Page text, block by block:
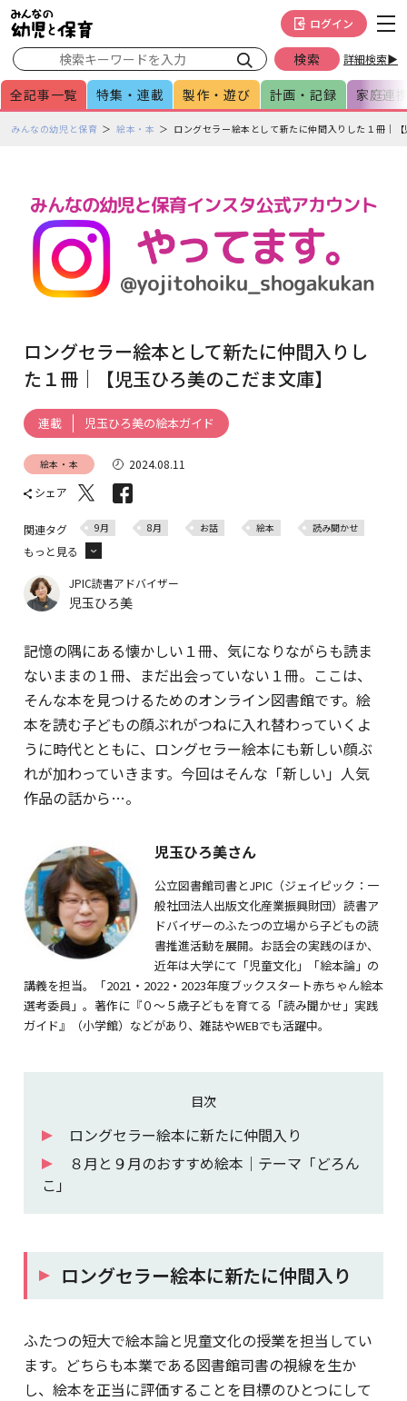
詳細検索▶
ログイン
全記事一覧 特集・連載 製作・遊び 計画・記録 家庭連
ペみんなの幼児と保育 絵本・本 ロングセラー絵本として新たに仲間入りした１冊｜
ロングセラー絵本として新たに仲間入りし
た１冊｜【児玉ひろ美のこだま文庫】
連載 児玉ひろ美の絵本ガイド
絵本・本
2024.08.11
シェア
関連タグ 9月 8月 お話 絵本 読み聞かせ
もっと見る
0歳児 6歳児 1歳児
4歳児 5歳児
JPIC読書アドバイザー
児玉ひろ美
記憶の隅にある懐かしい１冊、気になりながらも読ま
ないままの１冊、まだ出会っていない１冊。ここは、
そんな本を見つけるためのオンライン図書館です。絵
本を読む子どもの顔ぶれがつねに入れ替わっていくよ
うに時代とともに、ロングセラー絵本にも新しい顔ぶ
れが加わっていきます。今回はそんな「新しい」人気
作品の話から…。
児玉ひろ美さん
公立図書館司書とJPIC（ジェイピック：一
般社団法人出版文化産業振興財団）読書ア
ドバイザーのふたつの立場から子どもの読
書推進活動を展開。お話会の実践のほか、
近年は大学にて「児童文化」「絵本論」の
講義を担当。「2021・2022・2023年度ブックスタート赤ちゃん絵本
選考委員」。著作に『０～５歳子どもを育てる「読み聞かせ」実践
ガイド』（小学館）などがあり、雑誌やWEBでも活躍中。
目次
ロングセラー絵本に新たに仲間入り
８月と９月のおすすめ絵本｜テーマ「どろん
こ」
ロングセラー絵本に新たに仲間入り
ふたつの短大で絵本論と児童文化の授業を担当してい
ます。どちらも本業である図書館司書の視線を生か
し、絵本を正当に評価することを目標のひとつにして